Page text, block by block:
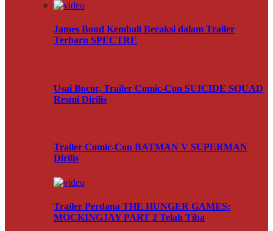
James Bond Kembali Beraksi dalam Trailer
Terbaru SPECTRE
Usai Bocor, Trailer Comic-Con SUICIDE SQUAD
Resmi Dirilis
Trailer Comic-Con BATMAN V SUPERMAN
Dirilis
Trailer Perdana THE HUNGER GAMES:
MOCKINGJAY PART 2 Telah Tiba